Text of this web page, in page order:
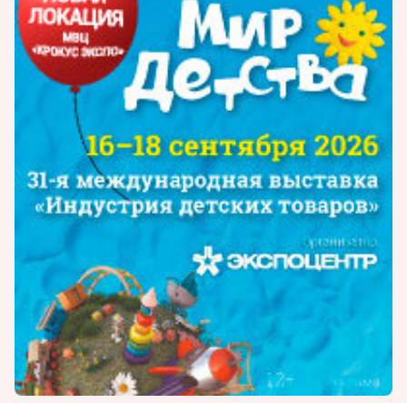
деятельности детей от 3 до 17 лет:
(материалы для декупажа материалы и
инструменты для скрапбукинга и
кардмейкинга основы, заготовки для
росписи деревянные)